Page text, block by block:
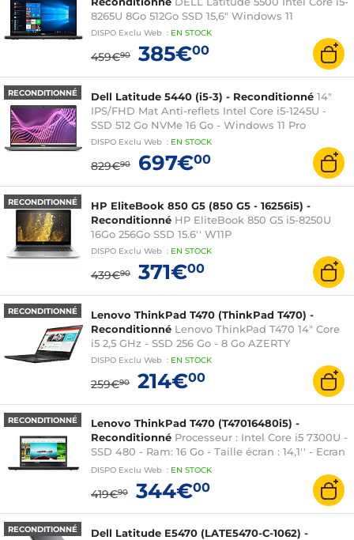
8265U 8Go 512Go SSD 15,6" Windows 11
DISPO Exclu Web : EN STOCK
459€90 385€00
RECONDITIONNÉ Dell Latitude 5440 (i5-3) - Reconditionné 14"
IPS/FHD Mat Anti-reflets Intel Core i5-1245U -
SSD 512 Go NVMe 16 Go - Windows 11 Pro
DISPO Exclu Web : EN STOCK
829€90 697€00
RECONDITIONNÉ
HP EliteBook 850 G5 (850 G5 - 16256i5) -
Reconditionné HP EliteBook 850 G5 i5-8250U
16Go 256Go SSD 15.6'' W11P
DISPO Exclu Web : EN STOCK
439€90 371€00
RECONDITIONNÉ
Lenovo ThinkPad T470 (ThinkPad T470) -
Reconditionné Lenovo ThinkPad T470 14" Core
i5 2,5 GHz - SSD 256 Go - 8 Go AZERTY
DISPO Exclu Web : EN STOCK
259€90 214€00
RECONDITIONNÉ
Lenovo ThinkPad T470 (T47016480i5) -
Reconditionné Processeur : Intel Core i5 7300U -
SSD 480 - Ram: 16 Go - Taille écran : 14,1'' - Ecran
tactile : non - Webcam : oui - Système
d'exploitation : Windows 10 - AZERTY
DISPO Exclu Web : EN STOCK
419€90 344€00
RECONDITIONNÉ
Dell Latitude E5470 (LATE5470-C-1062) -